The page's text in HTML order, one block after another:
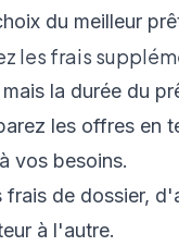
du meilleur
les frais
la durée du
les offres en
vos besoins.
de dossier,
à l'autre.